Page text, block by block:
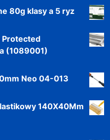
80g klasy a 5 ryz
Protected
(1089001)
Neo 04-013
140X40Mm